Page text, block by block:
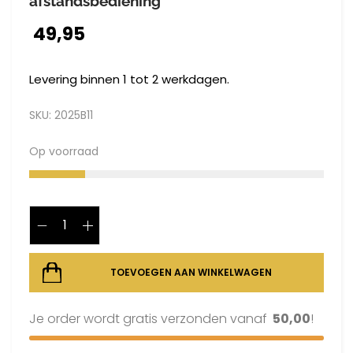
49,95
Levering binnen 1 tot 2 werkdagen.
SKU: 2025B11
Op voorraad
TOEVOEGEN AAN WINKELWAGEN
Je order wordt gratis verzonden vanaf 50,00!